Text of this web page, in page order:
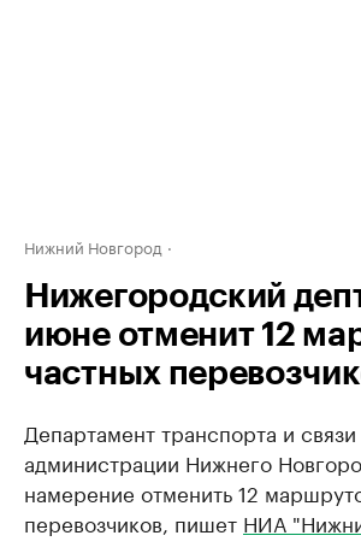
Нижний Новгород
Нижегородский
июне отменит 12
частных
Департамент транспорта и связи
администрации Нижнего
намерение отменить 12
перевозчиков, пишет НИА